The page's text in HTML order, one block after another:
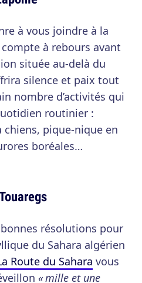
à vous joindre à la
à rebours avant
située au-delà du
silence et paix tout
nombre d’activités qui
routinier :
pique-nique en
boréales…
résolutions pour
du Sahara algérien
Route du Sahara vous
« mille et une